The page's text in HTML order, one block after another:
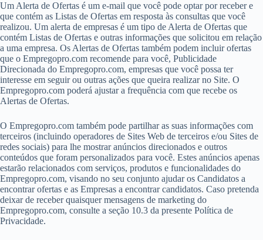
Um Alerta de Ofertas é um e-mail que você pode optar por receber e
que contém as Listas de Ofertas em resposta às consultas que você
realizou. Um alerta de empresas é um tipo de Alerta de Ofertas que
contém Listas de Ofertas e outras informações que solicitou em relação
a uma empresa. Os Alertas de Ofertas também podem incluir ofertas
que o Empregopro.com recomende para você, Publicidade
Direcionada do Empregopro.com, empresas que você possa ter
interesse em seguir ou outras ações que queira realizar no Site. O
Empregopro.com poderá ajustar a frequência com que recebe os
Alertas de Ofertas.
O Empregopro.com também pode partilhar as suas informações com
terceiros (incluindo operadores de Sites Web de terceiros e/ou Sites de
redes sociais) para lhe mostrar anúncios direcionados e outros
conteúdos que foram personalizados para você. Estes anúncios apenas
estarão relacionados com serviços, produtos e funcionalidades do
Empregopro.com, visando no seu conjunto ajudar os Candidatos a
encontrar ofertas e as Empresas a encontrar candidatos. Caso pretenda
deixar de receber quaisquer mensagens de marketing do
Empregopro.com, consulte a seção 10.3 da presente Política de
Privacidade.